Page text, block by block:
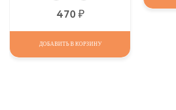
470
ДОБАВИТЬ В КОРЗИНУ